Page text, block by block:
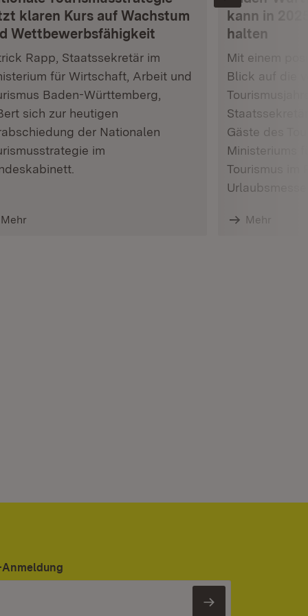
klaren Kurs auf Wachstum
Wettbewerbsfähigkeit
Rapp, Staatssekretär im
für Wirtschaft, Arbeit und
Baden-Württemberg,
sich zur heutigen
der Nationalen
im
Mehr
kann in
halten
Mit einem
Blick auf die
Gäste des
Ministeriums
Tourismus im
Mehr